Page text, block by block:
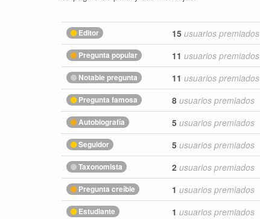
Editor 15 usuarios premiados
Pregunta popular 11 usuarios premiados
Notable pregunta 11 usuarios premiados
Pregunta famosa 8 usuarios premiados
Autobiografía 5 usuarios premiados
Seguidor 5 usuarios premiados
Taxonomista 2 usuarios premiados
Pregunta creíble 1 usuarios premiados
Estudiante 1 usuarios premiados